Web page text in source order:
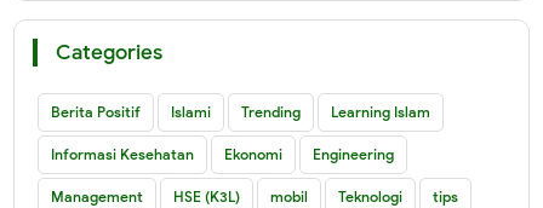
Categories
Berita Positif Islami Trending Learning Islam
Informasi Kesehatan Ekonomi Engineering
Management HSE (K3L) mobil Teknologi tips